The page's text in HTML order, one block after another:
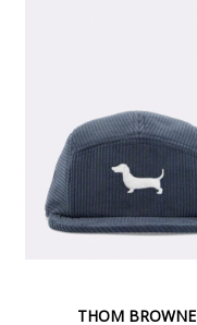
THOM BROWNE